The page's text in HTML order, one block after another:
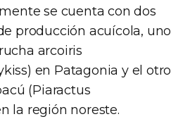
se cuenta con dos
producción acuícola, uno
arcoiris
en Patagonia y el otro
(Piaractus
la región noreste.